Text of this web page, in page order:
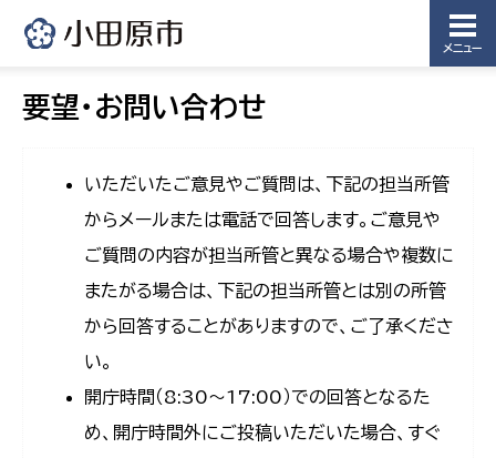
メニュー
要望・お問い合わせ
いただいたご意見やご質問は、下記の担当所管
からメールまたは電話で回答します。ご意見や
ご質問の内容が担当所管と異なる場合や複数に
またがる場合は、下記の担当所管とは別の所管
から回答することがありますので、ご了承くださ
い。
開庁時間（8:30〜17:00）での回答となるた
め、開庁時間外にご投稿いただいた場合、すぐ